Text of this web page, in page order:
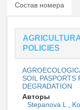
Состав номера
POLICIES
SOIL PASPORTS
DEGRADATION
Авторы
Stepanova L